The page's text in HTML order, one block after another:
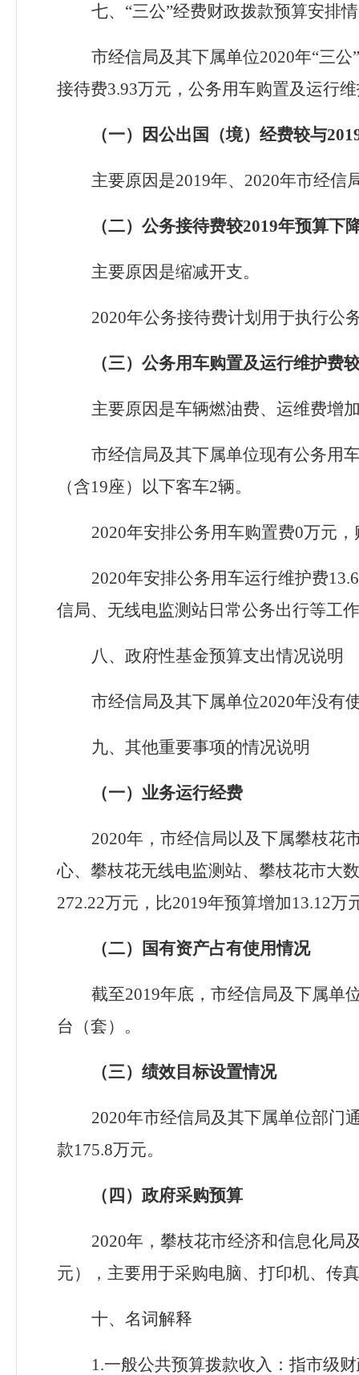
七、 “三公”经费财政拨款预算安排
市经信局及其下属单位2020年“三
接待费3.93万元，公务用车购置及运行
（一）因公出国（境）经费较与
主要原因是2019年、2020年市经信
（二）公务接待费较2019年预算下
主要原因是缩减开支。
2020年公务接待费计划用于执行公
（三）公务用车购置及运行维护费
主要原因是车辆燃油费、运维费增
市经信局及其下属单位现有公务用
（含19座）以下客车2辆。
2020年安排公务用车购置费0万元
2020年安排公务用车运行维护费
信局、无线电监测站日常公务出行等工
八、政府性基金预算支出情况说明
市经信局及其下属单位2020年没有
九、其他重要事项的情况说明
（一）业务运行经费
2020年，市经信局以及下属攀枝花
心、攀枝花无线电监测站、攀枝花市大
272.22万元，比2019年预算增加13.12万
（二）国有资产占有使用情况
截至2019年底， 市经信局及下属单
台（套）。
（三）绩效目标设置情况
2020年市经信局及其下属单位部门
款175.8万元。
（四）政府采购预算
2020年，攀枝花市经济和信息化局
元），主要用于采购电脑、打印机、传
十、名词解释
1.一般公共预算拨款收入：指市级